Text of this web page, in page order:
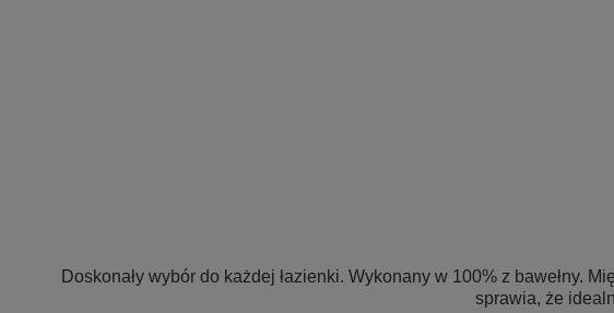
Doskonały wybór do każdej łazienki. Wykonany w 100% z bawełny.
sprawia, że